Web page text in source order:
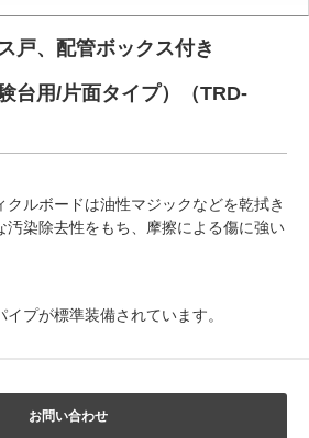
戸、配管ボックス付き
台用/片面タイプ）（TRD-
クルボードは油性マジックなどを乾拭き
汚染除去性をもち、摩擦による傷に強い
プが標準装備されています。
お問い合わせ